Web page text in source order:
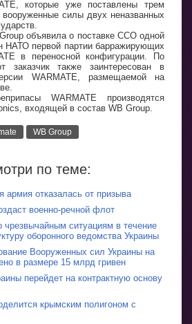
которые уже поставлены трем
вооруженные силы двух неназванных
объявила о поставке ССО одной
НАТО первой партии барражирующих
в переносной конфигурации. По
заказчик также заинтересован в
WARMATE, размещаемой на
WARMATE производятся
входящей в состав WB Group.
WB Group
по теме:
армия отказалась от призыва
военно-речной флот
чрезвычайным ситуациям в течение
оборонного ведомства Украины
Вооруженных сил Украины на
в размере 15 млрд гривен
перейдет на контрактную основу
крымским полигоном с